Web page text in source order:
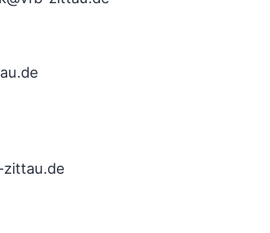
zittau.de